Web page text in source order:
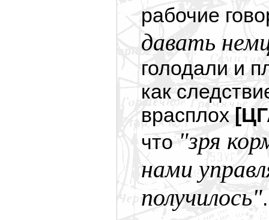
рабочие
давать
голодали и
как
врасплох
что "зря
нами
получилось"